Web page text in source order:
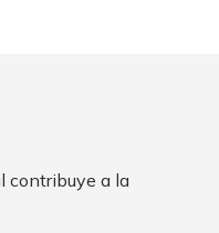
contribuye a la